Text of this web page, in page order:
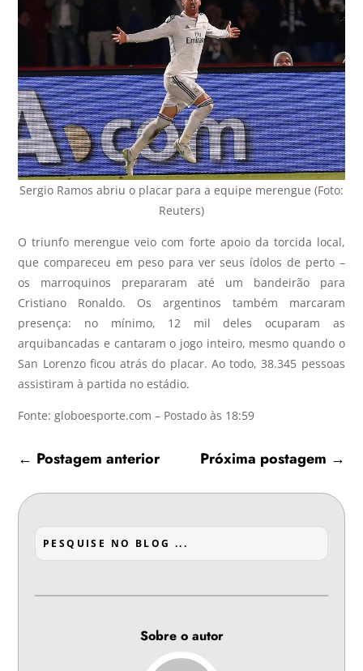
Sergio Ramos abriu o placar para a equipe merengue (Foto:
Reuters)
O triunfo merengue veio com forte apoio da torcida local,
que compareceu em peso para ver seus ídolos de perto –
os marroquinos prepararam até um bandeirão para
Cristiano Ronaldo. Os argentinos também marcaram
presença: no mínimo, 12 mil deles ocuparam as
arquibancadas e cantaram o jogo inteiro, mesmo quando o
San Lorenzo ficou atrás do placar. Ao todo, 38.345 pessoas
assistiram à partida no estádio.
Fonte: globoesporte.com – Postado às 18:59
← Postagem anterior Próxima postagem →
Sobre o autor